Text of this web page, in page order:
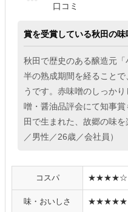
口コミ
賞を受賞している秋田の味
秋田で歴史のある醸造元
半の熟成期間を経ること
うです。赤味噌のしっか
噌・醤油品評会にて知事
田で生まれた、故郷の味
／男性／26歳／会社員）
コスパ ★★★★☆
味・おいしさ ★★★★★